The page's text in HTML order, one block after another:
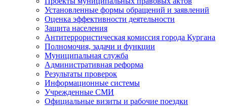
Установленные формы обращений и заявлений
Оценка эффективности деятельности
Защита населения
Антитеррористическая комиссия города Кургана
Полномочия, задачи и функции
Муниципальная служба
Административная реформа
Результаты проверок
Информационные системы
Учрежденные СМИ
Официальные визиты и рабочие поездки